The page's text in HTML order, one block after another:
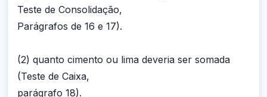
Teste de Consolidação,
Parágrafos de 16 e 17).
(2) quanto cimento ou lima deveria ser somada
(Teste de Caixa,
parágrafo 18).